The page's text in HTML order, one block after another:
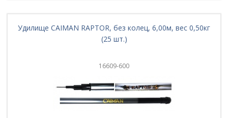
Удилище CAIMAN RAPTOR, без колец, 6,00м, вес 0,50кг
(25 шт.)
16609-600